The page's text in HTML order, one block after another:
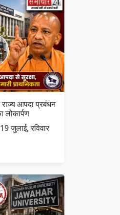
आपदा प्रबंधन
लोकार्पण
जुलाई, रविवार